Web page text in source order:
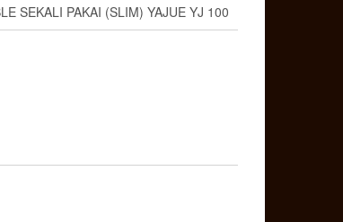
SEKALI PAKAI (SLIM) YAJUE YJ 100